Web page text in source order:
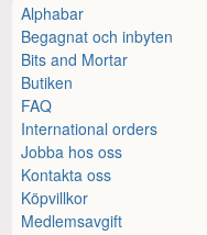
Alphabar
Begagnat och inbyten
Bits and Mortar
Butiken
FAQ
International orders
Jobba hos oss
Kontakta oss
Köpvillkor
Medlemsavgift